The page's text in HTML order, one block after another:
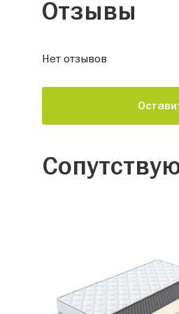
Отзывы
Нет отзывов